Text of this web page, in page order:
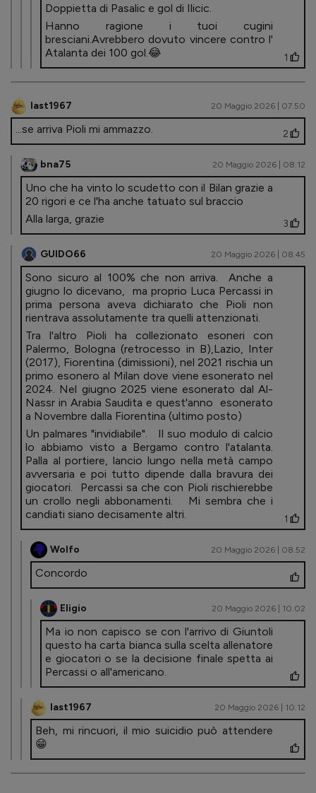
Doppietta di Pasalic e gol di Ilicic.
Hanno ragione i tuoi cugini
bresciani.Avrebbero dovuto vincere contro l'
Atalanta dei 100 gol.😂
1
last1967 20 Maggio 2026 | 07.50
...se arriva Pioli mi ammazzo. 2
bna75 20 Maggio 2026 | 08.12
Uno che ha vinto lo scudetto con il Bilan grazie a
20 rigori e ce l'ha anche tatuato sul braccio
Alla larga, grazie
3
GUIDO66 20 Maggio 2026 | 08.45
Sono sicuro al 100% che non arriva. Anche a
giugno lo dicevano, ma proprio Luca Percassi in
prima persona aveva dichiarato che Pioli non
rientrava assolutamente tra quelli attenzionati.
Tra l'altro Pioli ha collezionato esoneri con
Palermo, Bologna (retrocesso in B),Lazio, Inter
(2017), Fiorentina (dimissioni), nel 2021 rischia un
primo esonero al Milan dove viene esonerato nel
2024. Nel giugno 2025 viene esonerato dal Al-
Nassr in Arabia Saudita e quest'anno esonerato
a Novembre dalla Fiorentina (ultimo posto)
Un palmares "invidiabile". Il suo modulo di calcio
lo abbiamo visto a Bergamo contro l'atalanta.
Palla al portiere, lancio lungo nella metà campo
avversaria e poi tutto dipende dalla bravura dei
giocatori. Percassi sa che con Pioli rischierebbe
un crollo negli abbonamenti. Mi sembra che i
candiati siano decisamente altri.
1
Wolfo 20 Maggio 2026 | 08.52
Concordo
Eligio 20 Maggio 2026 | 10.02
Ma io non capisco se con l'arrivo di Giuntoli
questo ha carta bianca sulla scelta allenatore
e giocatori o se la decisione finale spetta ai
Percassi o all'americano.
last1967 20 Maggio 2026 | 10.12
Beh, mi rincuori, il mio suicidio può attendere
😁